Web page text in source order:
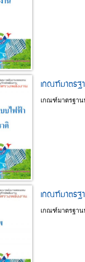
เกณฑ์มาตรฐา
เกณฑ์มาตรฐาน
เกณฑ์มาตรฐ
เกณฑ์มาตรฐาน